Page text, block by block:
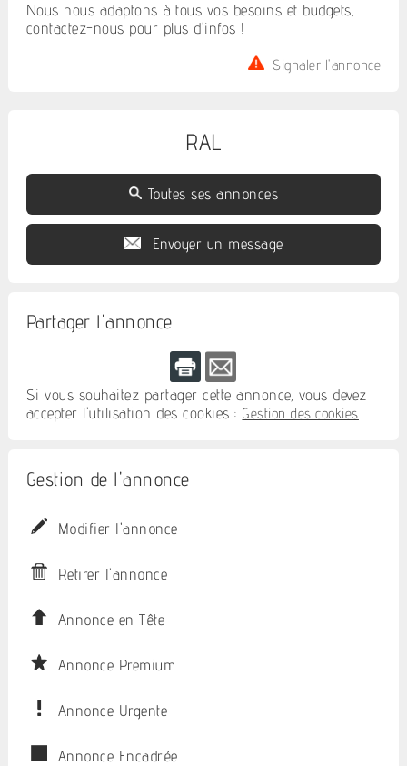
Nous nous adaptons à tous vos besoins et budgets,
contactez-nous pour plus d'infos !
Signaler l'annonce
RAL
Toutes ses annonces
Envoyer un message
Partager l'annonce
Si vous souhaitez partager cette annonce, vous devez
accepter l'utilisation des cookies : Gestion des cookies
Gestion de l'annonce
Modifier l'annonce
Retirer l'annonce
Annonce en Tête
Annonce Premium
Annonce Urgente
Annonce Encadrée